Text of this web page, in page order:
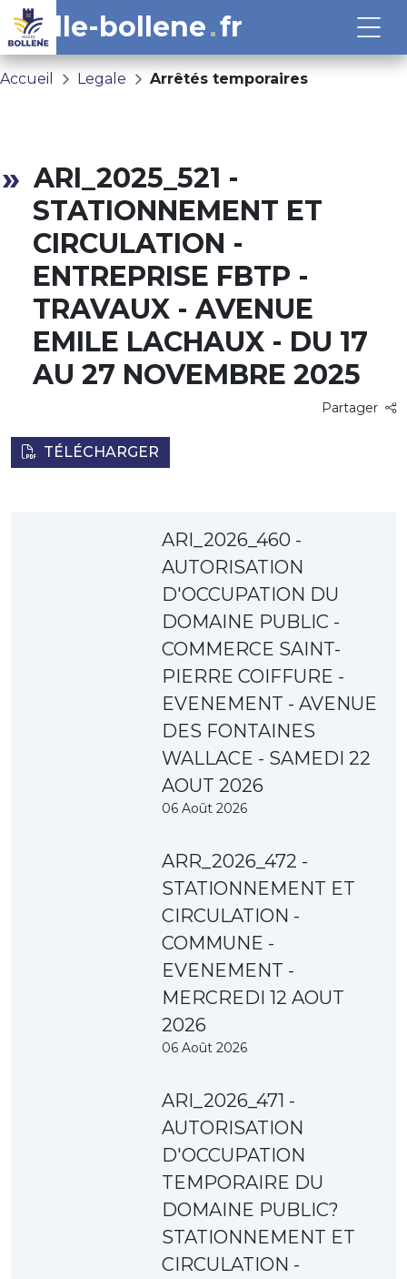
ville-bollene fr
Accueil Legale Arrêtés temporaires
ARI_2025_521 -
STATIONNEMENT ET
CIRCULATION -
ENTREPRISE FBTP -
TRAVAUX - AVENUE
EMILE LACHAUX - DU 17
AU 27 NOVEMBRE 2025
Partager
TÉLÉCHARGER
ARI_2026_460 -
AUTORISATION
D'OCCUPATION DU
DOMAINE PUBLIC -
COMMERCE SAINT-
PIERRE COIFFURE -
EVENEMENT - AVENUE
DES FONTAINES
WALLACE - SAMEDI 22
AOUT 2026
06 Août 2026
ARR_2026_472 -
STATIONNEMENT ET
CIRCULATION -
COMMUNE -
EVENEMENT -
MERCREDI 12 AOUT
2026
06 Août 2026
ARI_2026_471 -
AUTORISATION
D'OCCUPATION
TEMPORAIRE DU
DOMAINE PUBLIC?
STATIONNEMENT ET
CIRCULATION -